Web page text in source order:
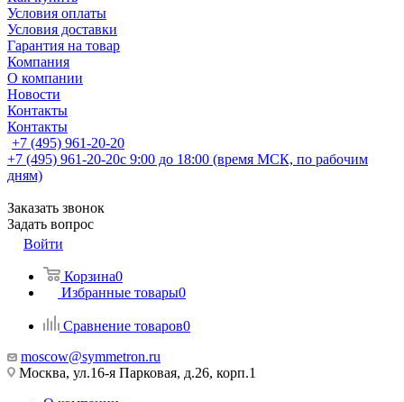
Условия оплаты
Условия доставки
Гарантия на товар
Компания
О компании
Новости
Контакты
Контакты
+7 (495) 961-20-20
+7 (495) 961-20-20с 9:00 до 18:00 (время МСК, по рабочим
дням)
Заказать звонок
Задать вопрос
Войти
Корзина0
Избранные товары0
Сравнение товаров0
moscow@symmetron.ru
Москва, ул.16-я Парковая, д.26, корп.1